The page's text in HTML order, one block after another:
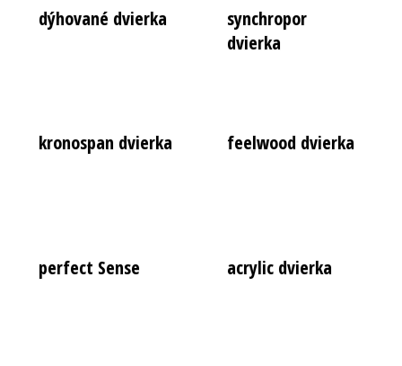
dýhované dvierka
synchropor
dvierka
kronospan dvierka feelwood dvierka
perfect Sense acrylic dvierka